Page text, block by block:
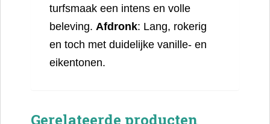
turfsmaak een intens en volle
beleving. Afdronk: Lang, rokerig
en toch met duidelijke vanille- en
eikentonen.
Gerelateerde producten